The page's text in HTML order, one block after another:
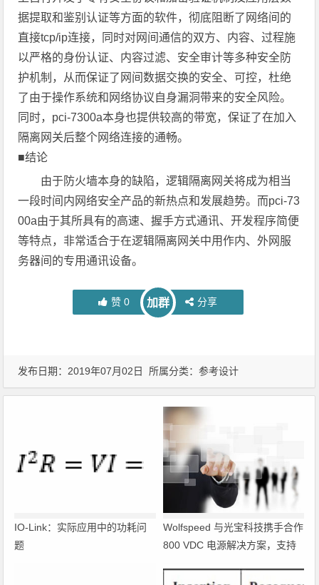
据提取和鉴别认证等方面的软件，彻底阻断了网络间的
直接tcp/ip连接，同时对网间通信的双方、内容、过程施
以严格的身份认证、内容过滤、安全审计等多种安全防
护机制，从而保证了网间数据交换的安全、可控，杜绝
了由于操作系统和网络协议自身漏洞带来的安全风险。
同时，pci-7300a本身也提供较高的带宽，保证了在加入
隔离网关后整个网络连接的通畅。
■结论
由于防火墙本身的缺陷，逻辑隔离网关将成为相当
一段时间内网络安全产品的新热点和发展趋势。而pci-73
00a由于其所具有的高速、握手方式通讯、开发程序简便
等特点，非常适合于在逻辑隔离网关中用作内、外网服
务器间的专用通讯设备。
赞 0 加群 分享
发布日期：2019年07月02日 所属分类：参考设计
IO-Link：实际应用中的功耗问
题
Wolfspeed 与光宝科技携手合作
800 VDC 电源解决方案，支持